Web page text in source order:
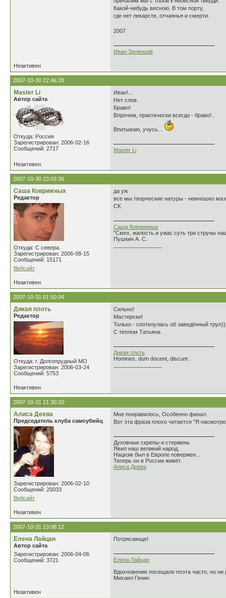
Какой-нибудь весною. В том порту,
где нет лекарств, отчаянья и смерти.
2007
Иван Зеленцов
Неактивен
2007-10-30 22:46:28
Master Li
Автор сайта
Откуда: Россия
Зарегистрирован: 2006-02-16
Сообщений: 2717
Иван!...
Нет слов.
Браво!
Впрочем, практически всегда - браво!..
Впитываю, учусь...
Master Li
Неактивен
2007-10-30 23:09:36
Саша Коврижных
Редактор
Откуда: С севера.
Зарегистрирован: 2006-08-15
Сообщений: 15171
Вебсайт
да уж
все мы творческие натуры - немношко
СК
Саша Коврижных
"Смех, жалость и ужас суть три струны
Пушкин А. С.
Неактивен
2007-10-31 01:50:04
Дикая плоть
Редактор
Откуда: г. Долгопрудный МО
Зарегистрирован: 2006-03-24
Сообщений: 5753
Сильно!
Мастерски!
Только - споткнулась об заведённый
С теплом Татьяна
Дикая плоть
Homines, dum docent, discunt .
Неактивен
2007-10-31 11:30:20
Алиса Деева
Председатель клуба самоубийц
Зарегистрирован: 2006-02-10
Сообщений: 20033
Вебсайт
Мне понравилось, Особенно финал.
Вот эта фраза плохо читается "Я
Духовные скрепы и стержень
Явил наш великий народ,
Нацизм был в Европе повержен...
Теперь он в России живёт.
Алиса Деева
Неактивен
2007-10-31 13:08:12
Елена Лайцан
Автор сайта
Зарегистрирован: 2006-04-06
Сообщений: 3721
Потрясающе!
Елена Лайцан
Вдохновение посещало поэта часто, но ни
Михаил Генин
Неактивен